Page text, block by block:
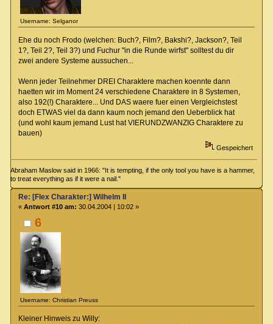
Username: Selganor
Ehe du noch Frodo (welchen: Buch?, Film?, Bakshi?, Jackson?, Teil
1?, Teil 2?, Teil 3?) und Fuchur "in die Runde wirfst" solltest du dir
zwei andere Systeme aussuchen...
Wenn jeder Teilnehmer DREI Charaktere machen koennte dann
haetten wir im Moment 24 verschiedene Charaktere in 8 Systemen,
also 192(!) Charaktere... Und DAS waere fuer einen Vergleichstest
doch ETWAS viel da dann kaum noch jemand den Ueberblick hat
(und wohl kaum jemand Lust hat VIERUNDZWANZIG Charaktere zu
bauen)
Gespeichert
Abraham Maslow said in 1966: "It is tempting, if the only tool you have is a hammer,
to treat everything as if it were a nail."
6
Username: Christian Preuss
Re: [Flex Charakter:] Wilhelm II
« Antwort #10 am: 30.04.2004 | 10:02 »
Kleiner Hinweis zu Willy: